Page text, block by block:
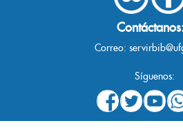
Correo:
Síguenos: